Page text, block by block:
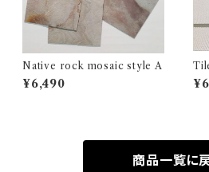
Native rock mosaic style A
¥6,490
商品一覧に